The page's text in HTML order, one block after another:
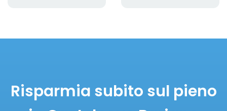
Risparmia subito sul pieno